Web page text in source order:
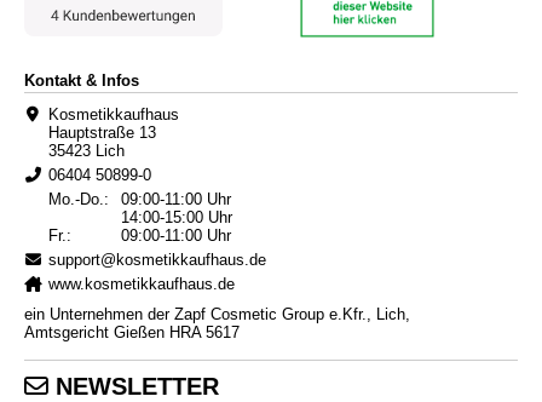
Kontakt & Infos
Kosmetikkaufhaus
Hauptstraße 13
35423 Lich
06404 50899-0
Mo.-Do.:
09:00-11:00 Uhr
14:00-15:00 Uhr
Fr.:
09:00-11:00 Uhr
support@kosmetikkaufhaus.de
www.kosmetikkaufhaus.de
ein Unternehmen der Zapf Cosmetic Group e.Kfr., Lich,
Amtsgericht Gießen HRA 5617
NEWSLETTER